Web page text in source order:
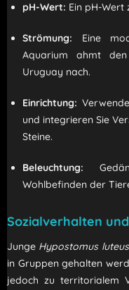
pH-Wert: Ein pH-Wert
Strömung:
Eine
Aquarium ahmt
Uruguay nach.
Einrichtung:
und integrieren Sie
Steine.
Beleuchtung:
Wohlbefinden der
Sozialverhalten
Junge Hypostomus luteus
in Gruppen gehalten
jedoch zu territorialem